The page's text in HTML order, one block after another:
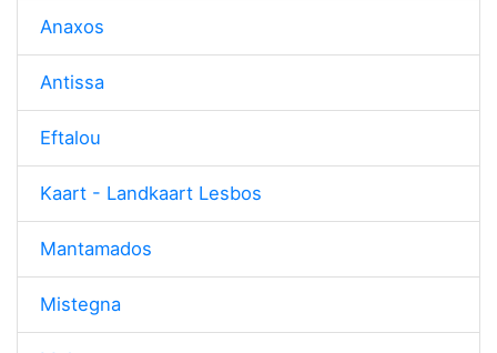
Anaxos
Antissa
Eftalou
Kaart - Landkaart Lesbos
Mantamados
Mistegna